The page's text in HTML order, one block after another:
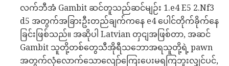
လက်ဘီအံ Gambit ဆင်တူသည်ဆင်မျဉ်း 1.e4 E5 2.Nf3
d5 အတွက်အခြားဦးတည်ချက်ကနေ e4 ပေါင်တိုက်ခိုက်နေ
ခြင်းဖြစ်သည်။ အဆိုပါ Latvian တှငျအဖြစ်တာ, အဆင်
Gambit သူတို့တစ်တွေသီအိုရီသဘောအရသူတို့ရဲ့ pawn
အတွက်လုံလောက်သောလျော်ကြေးပေးမရကြဘူးလျှင်ပင်,